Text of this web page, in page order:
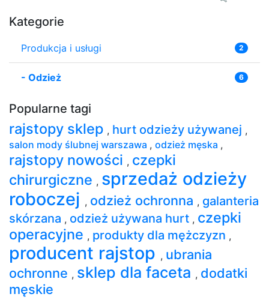
Kategorie
Produkcja i usługi 2
- Odzież 6
Popularne tagi
rajstopy sklep , hurt odzieży używanej ,
salon mody ślubnej warszawa , odzież męska ,
rajstopy nowości , czepki
chirurgiczne , sprzedaż odzieży
roboczej , odzież ochronna , galanteria
skórzana , odzież używana hurt , czepki
operacyjne , produkty dla mężczyzn ,
producent rajstop , ubrania
ochronne , sklep dla faceta , dodatki
męskie